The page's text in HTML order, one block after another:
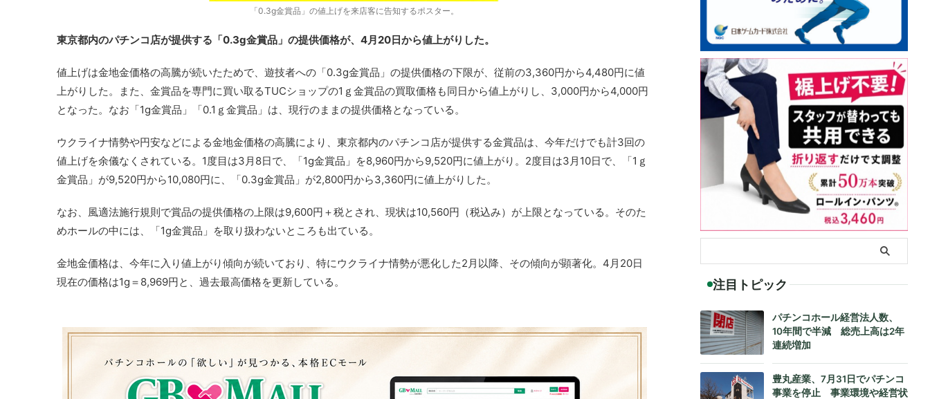
「0.3g金賞品」の値上げを来店客に告知するポスター。
東京都内のパチンコ店が提供する「0.3g金賞品」の提供価格が、4月20日から値上がりした。
値上げは金地金価格の高騰が続いたためで、遊技者への「0.3g金賞品」の提供価格の下限が、従前の3,360円から4,480円に値
上がりした。また、金賞品を専門に買い取るTUCショップの1ｇ金賞品の買取価格も同日から値上がりし、3,000円から4,000円
となった。なお「1g金賞品」「0.1ｇ金賞品」は、現行のままの提供価格となっている。
ウクライナ情勢や円安などによる金地金価格の高騰により、東京都内のパチンコ店が提供する金賞品は、今年だけでも計3回の
値上げを余儀なくされている。1度目は3月8日で、「1g金賞品」を8,960円から9,520円に値上がり。2度目は3月10日で、「1ｇ
金賞品」が9,520円から10,080円に、「0.3g金賞品」が2,800円から3,360円に値上がりした。
なお、風適法施行規則で賞品の提供価格の上限は9,600円＋税とされ、現状は10,560円（税込み）が上限となっている。そのた
めホールの中には、「1g金賞品」を取り扱わないところも出ている。
金地金価格は、今年に入り値上がり傾向が続いており、特にウクライナ情勢が悪化した2月以降、その傾向が顕著化。4月20日
現在の価格は1g＝8,969円と、過去最高価格を更新している。
注目トピック
パチンコホール経営法人数、
10年間で半減 総売上高は2年
連続増加
豊丸産業、7月31日でパチンコ
事業を停止 事業環境や経営状